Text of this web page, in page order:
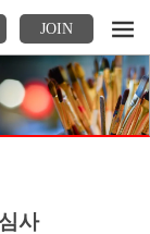
JOIN
사